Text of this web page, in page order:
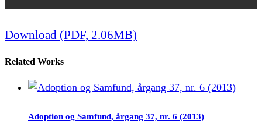
Download (PDF, 2.06MB)
Related Works
Adoption og Samfund, årgang 37, nr. 6 (2013)